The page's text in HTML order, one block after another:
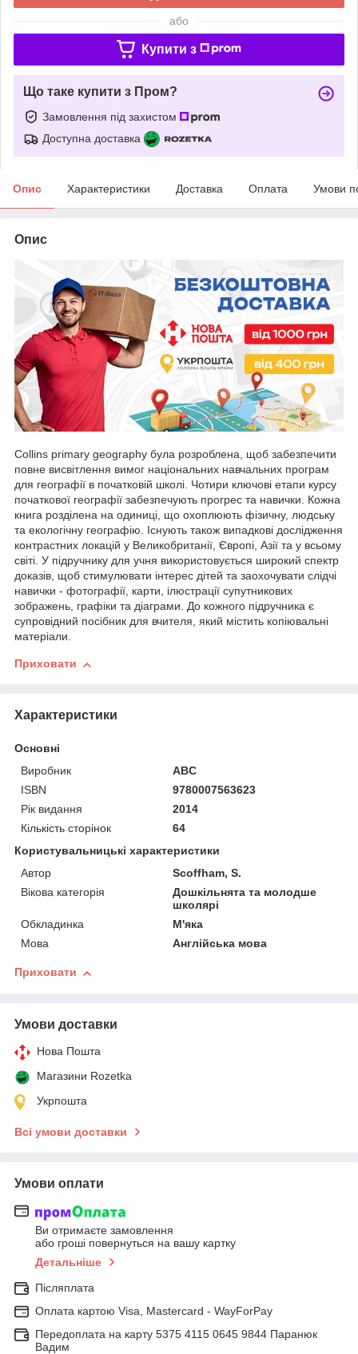
або
Купити з
Що таке купити з Пром?
Замовлення під захистом
Доступна доставка
Опис Характеристики Доставка Оплата Умови
Опис
Collins primary geography була розроблена, щоб забезпечити
повне висвітлення вимог національних навчальних програм
для географії в початковій школі. Чотири ключові етапи курсу
початкової географії забезпечують прогрес та навички. Кожна
книга розділена на одиниці, що охоплюють фізичну, людську
та екологічну географію. Існують також випадкові дослідження
контрастних локацій у Великобританії, Європі, Азії та у всьому
світі. У підручнику для учня використовується широкий спектр
доказів, щоб стимулювати інтерес дітей та заохочувати слідчі
навички - фотографії, карти, ілюстрації супутникових
зображень, графіки та діаграми. До кожного підручника є
супровідний посібник для вчителя, який містить копіювальні
матеріали.
Приховати
Характеристики
Основні
Виробник
ABC
ISBN
9780007563623
Рік видання
2014
Кількість сторінок
64
Користувальницькі характеристики
Автор
Scoffham, S.
Вікова категорія
Дошкільнята та молодше
школярі
Обкладинка
М'яка
Мова
Англійська мова
Приховати
Умови доставки
Нова Пошта
Магазини Rozetka
Укрпошта
Всі умови доставки
Умови оплати
Ви отримаєте замовлення
або гроші повернуться на вашу картку
Детальніше
Післяплата
Оплата картою Visa, Mastercard - WayForPay
Передоплата на карту 5375 4115 0645 9844 Паранюк
Вадим